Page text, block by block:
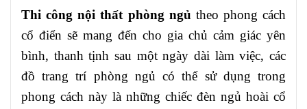
Thi công nội thất phòng ngủ theo phong cách
cổ điển sẽ mang đến cho gia chủ cảm giác yên
bình, thanh tịnh sau một ngày dài làm việc, các
đồ trang trí phòng ngủ có thể sử dụng trong
phong cách này là những chiếc đèn ngủ hoài cổ